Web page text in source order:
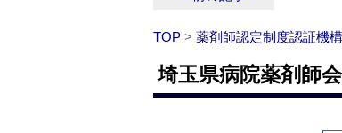
TOP > 薬剤師認定制度認証機
埼玉県病院薬剤師